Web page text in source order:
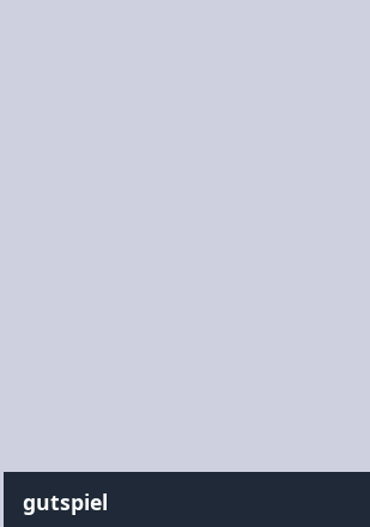
gutspiel